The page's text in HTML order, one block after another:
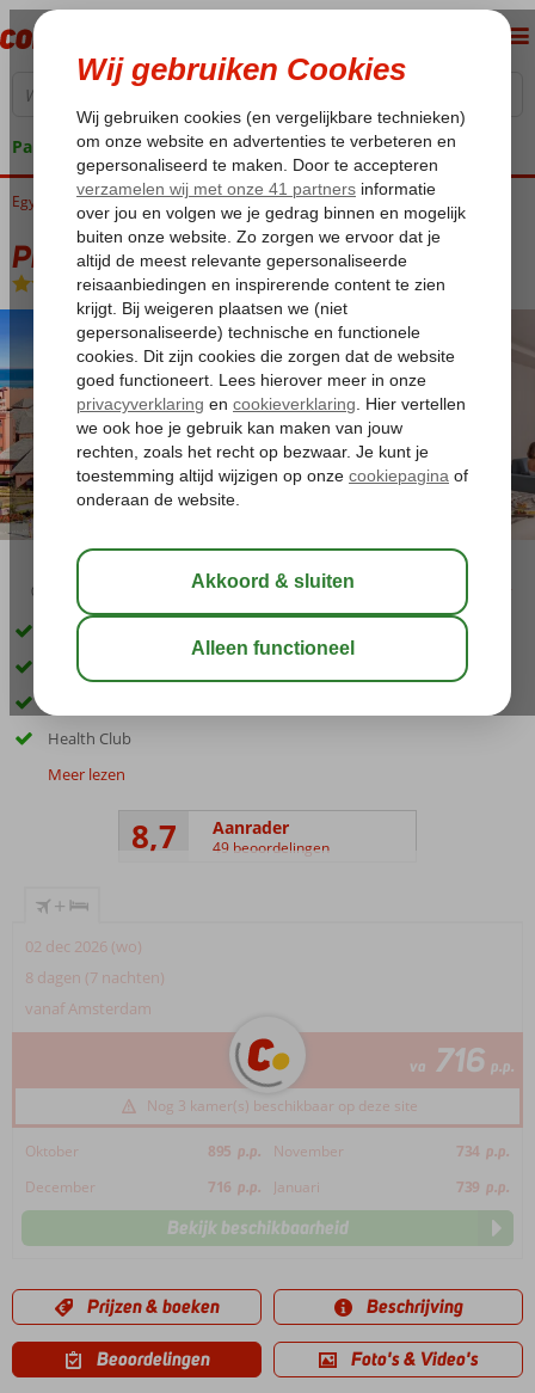
Pakketgarantie
Home
Egypte Rode Zee Sharm el Sheikh Nabq Bay Pickalbatros Laguna Vista
Pickalbatros Laguna Vista
All Inclusive-Hotel
04:45 aug 37°C
Direct aan het zandstrand
3 à-la-carte restaurants
Health Club
Meer lezen
8,7 Aanrader
49 beoordelingen
+
02 dec 2026 (wo)
8 dagen (7 nachten)
vanaf Amsterdam
va 716 p.p.
Nog 3 kamer(s) beschikbaar op deze site
Oktober 895 p.p. November 734 p.p.
December
716 p.p. Januari 739 p.p.
Bekijk beschikbaarheid
Prijzen & boeken Beschrijving
Beoordelingen Foto's & Video's